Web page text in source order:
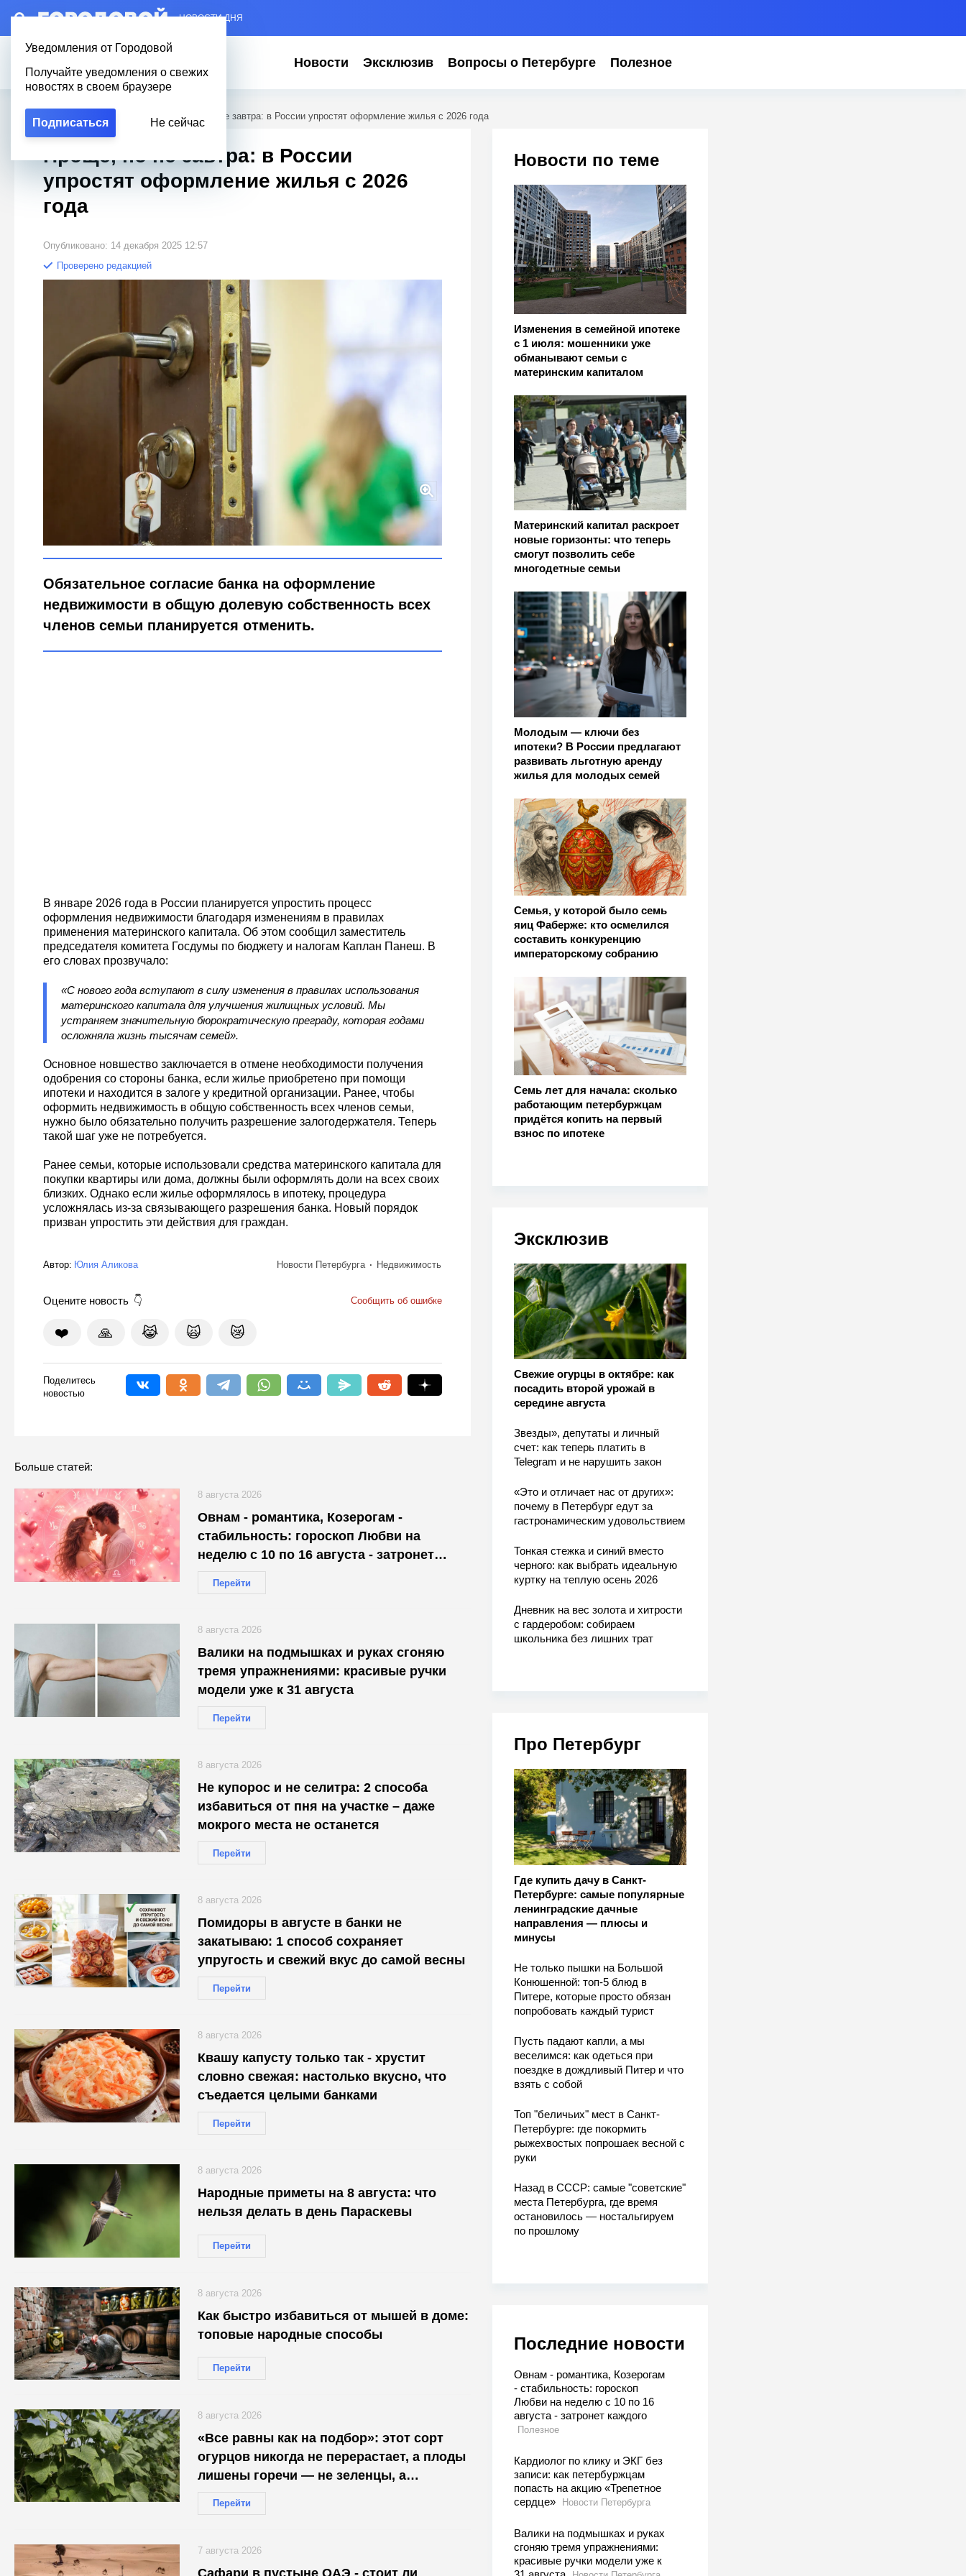
– НОВОСТИ ДНЯ
Уведомления от Городовой
Получайте уведомления о свежих
новостях в своем браузере
Подписаться Не сейчас
Новости Эксклюзив Вопросы о Петербурге Полезное
Городовой Новости Петербурга Проще, но не завтра: в России упростят оформление жилья с 2026 года
Новости по теме
Изменения в семейной ипотеке
с 1 июля: мошенники уже
обманывают семьи с
материнским капиталом
Материнский капитал раскроет
новые горизонты: что теперь
смогут позволить себе
многодетные семьи
Молодым — ключи без
ипотеки? В России предлагают
развивать льготную аренду
жилья для молодых семей
Семья, у которой было семь
яиц Фаберже: кто осмелился
составить конкуренцию
императорскому собранию
Семь лет для начала: сколько
работающим петербуржцам
придётся копить на первый
взнос по ипотеке
Эксклюзив
Свежие огурцы в октябре: как
посадить второй урожай в
середине августа
Звезды», депутаты и личный
счет: как теперь платить в
Telegram и не нарушить закон
«Это и отличает нас от других»:
почему в Петербург едут за
гастронамическим удовольствием
Тонкая стежка и синий вместо
черного: как выбрать идеальную
куртку на теплую осень 2026
Дневник на вес золота и хитрости
с гардеробом: собираем
школьника без лишних трат
Про Петербург
Где купить дачу в Санкт-
Петербурге: самые популярные
ленинградские дачные
направления — плюсы и
минусы
Не только пышки на Большой
Конюшенной: топ-5 блюд в
Питере, которые просто обязан
попробовать каждый турист
Пусть падают капли, а мы
веселимся: как одеться при
поездке в дождливый Питер и что
взять с собой
Топ "беличьих" мест в Санкт-
Петербурге: где покормить
рыжехвостых попрошаек весной с
руки
Назад в СССР: самые "советские"
места Петербурга, где время
остановилось — ностальгируем
по прошлому
Последние новости
Овнам - романтика, Козерогам
- стабильность: гороскоп
Любви на неделю с 10 по 16
августа - затронет каждого
Полезное
Кардиолог по клику и ЭКГ без
записи: как петербуржцам
попасть на акцию «Трепетное
сердце»
Новости Петербурга
Валики на подмышках и руках
сгоняю тремя упражнениями:
красивые ручки модели уже к
Проще, но не завтра: в России
упростят оформление жилья с 2026
года
Опубликовано: 14 декабря 2025 12:57
Проверено редакцией
Проще, но не завтра: в России упростят оформление жилья с 2026 года
Городовой ру
Обязательное согласие банка на оформление
недвижимости в общую долевую собственность всех
членов семьи планируется отменить.
В январе 2026 года в России планируется упростить процесс
оформления недвижимости благодаря изменениям в правилах
применения материнского капитала. Об этом сообщил заместитель
председателя комитета Госдумы по бюджету и налогам Каплан Панеш. В
его словах прозвучало:
«С нового года вступают в силу изменения в правилах использования
материнского капитала для улучшения жилищных условий. Мы
устраняем значительную бюрократическую преграду, которая годами
осложняла жизнь тысячам семей».
Основное новшество заключается в отмене необходимости получения
одобрения со стороны банка, если жилье приобретено при помощи
ипотеки и находится в залоге у кредитной организации. Ранее, чтобы
оформить недвижимость в общую собственность всех членов семьи,
нужно было обязательно получить разрешение залогодержателя. Теперь
такой шаг уже не потребуется.
Ранее семьи, которые использовали средства материнского капитала для
покупки квартиры или дома, должны были оформлять доли на всех своих
близких. Однако если жилье оформлялось в ипотеку, процедура
усложнялась из-за связывающего разрешения банка. Новый порядок
призван упростить эти действия для граждан.
Автор: Юлия Аликова Новости Петербурга Недвижимость
Оцените новость Сообщить об ошибке
❤️ 🙏 😹 🙀 😿
Поделитесь
новостью
Больше статей:
Овнам - романтика, Козерогам -
стабильность: гороскоп Любви на
неделю с 10 по 16 августа - затронет
Перейти
8 августа 2026
Валики на подмышках и руках сгоняю
тремя упражнениями: красивые ручки
модели уже к 31 августа
Перейти
8 августа 2026
Не купорос и не селитра: 2 способа
избавиться от пня на участке – даже
мокрого места не останется
Перейти
8 августа 2026
Помидоры в августе в банки не
закатываю: 1 способ сохраняет
упругость и свежий вкус до самой весны
Перейти
8 августа 2026
Квашу капусту только так - хрустит
словно свежая: настолько вкусно, что
съедается целыми банками
Перейти
8 августа 2026
Народные приметы на 8 августа: что
нельзя делать в день Параскевы
Перейти
8 августа 2026
Как быстро избавиться от мышей в доме:
топовые народные способы
Перейти
8 августа 2026
«Все равны как на подбор»: этот сорт
огурцов никогда не перерастает, а плоды
лишены горечи — не зеленцы, а
Перейти
8 августа 2026
Сафари в пустыне ОАЭ - стоит ли
7 августа 2026